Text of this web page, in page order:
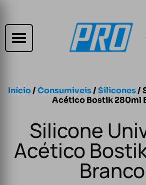
Início/Consumiveis/Silicones/
Acético Bostik 280ml
Silicone
Acético
Branco